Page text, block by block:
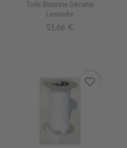
Toile Bisonne Décatie
Lessivée
23,66 €
favorite_border